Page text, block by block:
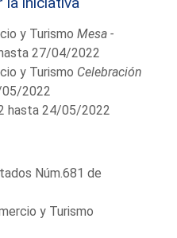
y TurismoMesa -
27/04/2022
y Turismo Celebración
2022
hasta 24/05/2022
Núm.681 de
y Turismo